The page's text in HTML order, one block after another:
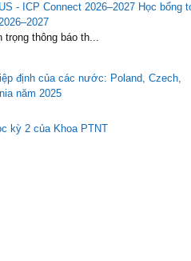
Học bổng
trọng thông báo th...
định của các nước: Poland, Czech,
năm 2025
kỳ 2 của Khoa PTNT